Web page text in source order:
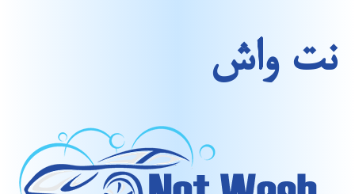
نت واش